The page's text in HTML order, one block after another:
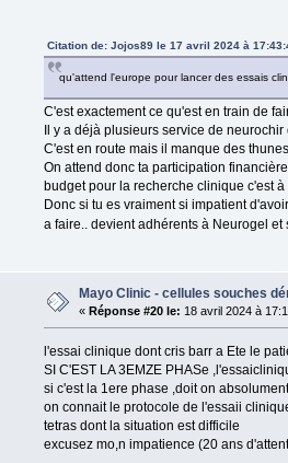
Citation de: Jojos89 le 17 avril 2024 à
qu'attend l'europe pour lancer des essais
C'est exactement ce qu'est en train de
Il y a déjà plusieurs service de
C'est en route mais il manque des
On attend donc ta participation
budget pour la recherche clinique c'est à
Donc si tu es vraiment si impatient
a faire.. devient adhérents à Neurogel
Mayo Clinic - cellules souches
« Réponse #20 le: 18 avril 2024 à
l'essai clinique dont cris barr a Ete le
SI C'EST LA 3EMZE PHASe
si c'est la 1ere phase ,doit on
on connait le protocole de l'essaii
tetras dont la situation est difficile
excusez mo,n impatience (20 ans